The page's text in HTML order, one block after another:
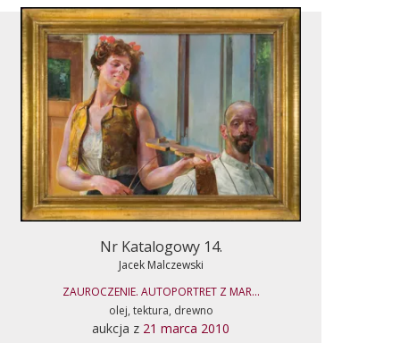
Nr Katalogowy 14.
Jacek Malczewski
ZAUROCZENIE. AUTOPORTRET Z MAR...
olej, tektura, drewno
aukcja z 21 marca 2010